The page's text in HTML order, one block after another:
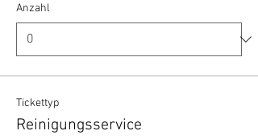
Anzahl
Tickettyp
Reinigungsservice